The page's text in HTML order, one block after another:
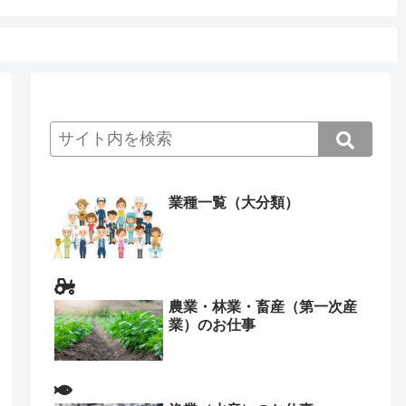
業種一覧（大分類）
農業・林業・畜産（第一次産
業）のお仕事